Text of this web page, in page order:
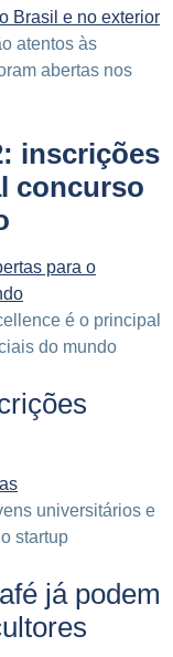
atentos às
abertas nos
inscrições
concurso
é o principal
do mundo
universitários e
startup
já podem